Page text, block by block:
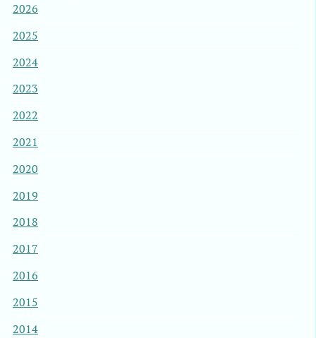
2026
2025
2024
2023
2022
2021
2020
2019
2018
2017
2016
2015
2014